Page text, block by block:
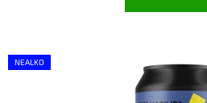
NEALKO